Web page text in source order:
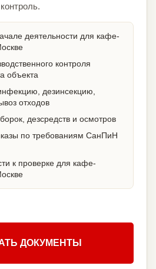
деятельности для кафе-
контроля
объекта
дезинсекцию,
отходов
дезсредств и осмотров
по требованиям СанПиН
к проверке для кафе-
ДОКУМЕНТЫ